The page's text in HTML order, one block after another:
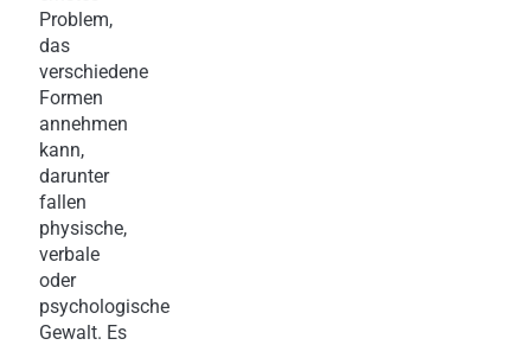
Problem,
das
verschiedene
Formen
annehmen
kann,
darunter
fallen
physische,
verbale
oder
psychologische
Gewalt. Es